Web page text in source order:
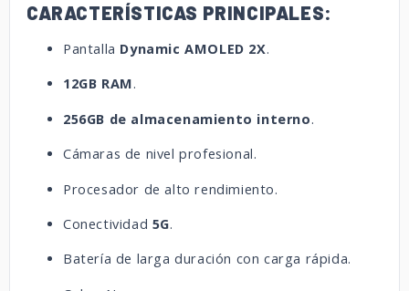
CARACTERÍSTICAS PRINCIPALES:
Pantalla Dynamic AMOLED 2X.
12GB RAM.
256GB de almacenamiento interno.
Cámaras de nivel profesional.
Procesador de alto rendimiento.
Conectividad 5G.
Batería de larga duración con carga rápida.